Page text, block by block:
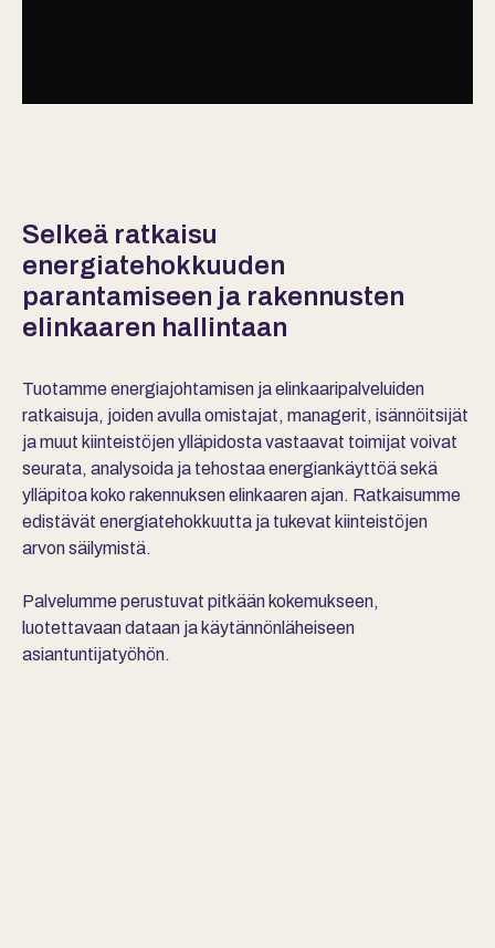
Selkeä ratkaisu
energiatehokkuuden
parantamiseen ja rakennusten
elinkaaren hallintaan
Tuotamme energiajohtamisen ja elinkaaripalveluiden
ratkaisuja, joiden avulla omistajat, managerit, isännöitsijät
ja muut kiinteistöjen ylläpidosta vastaavat toimijat voivat
seurata, analysoida ja tehostaa energiankäyttöä sekä
ylläpitoa koko rakennuksen elinkaaren ajan. Ratkaisumme
edistävät energiatehokkuutta ja tukevat kiinteistöjen
arvon säilymistä.
Palvelumme perustuvat pitkään kokemukseen,
luotettavaan dataan ja käytännönläheiseen
asiantuntijatyöhön.